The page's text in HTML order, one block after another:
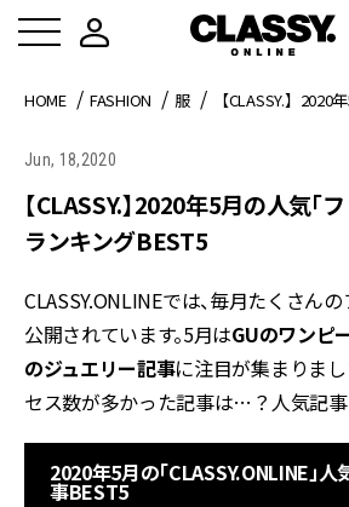
HOME FASHION 服 【CLASSY.】
Jun, 18,2020
【CLASSY.】2020年5月の人気「
ランキングBEST5
CLASSY.ONLINEでは、毎月たくさん
公開されています。5月はGUのワンピ
のジュエリー記事に注目が集まりまし
セス数が多かった記事は…？人気記事
2020年5月の「CLASSY.ONLINE」
事BEST5